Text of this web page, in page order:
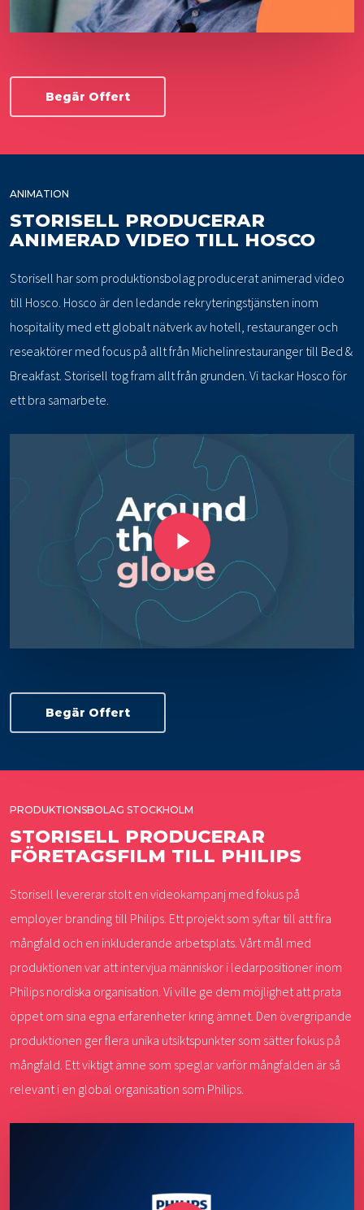
Begär Offert
ANIMATION
STORISELL PRODUCERAR
ANIMERAD VIDEO TILL HOSCO
Storisell har som produktionsbolag producerat animerad video
till Hosco. Hosco är den ledande rekryteringstjänsten inom
hospitality med ett globalt nätverk av hotell, restauranger och
reseaktörer med focus på allt från Michelinrestauranger till Bed &
Breakfast. Storisell tog fram allt från grunden. Vi tackar Hosco för
ett bra samarbete.
Play Video
Begär Offert
PRODUKTIONSBOLAG STOCKHOLM
STORISELL PRODUCERAR
FÖRETAGSFILM TILL PHILIPS
Storisell levererar stolt en videokampanj med fokus på
employer branding till Philips. Ett projekt som syftar till att fira
mångfald och en inkluderande arbetsplats. Vårt mål med
produktionen var att intervjua människor i ledarpositioner inom
Philips nordiska organisation. Vi ville ge dem möjlighet att prata
öppet om sina egna erfarenheter kring ämnet. Den övergripande
produktionen ger flera unika utsiktspunkter som sätter fokus på
mångfald. Ett viktigt ämne som speglar varför mångfalden är så
relevant i en global organisation som Philips.
Play Video